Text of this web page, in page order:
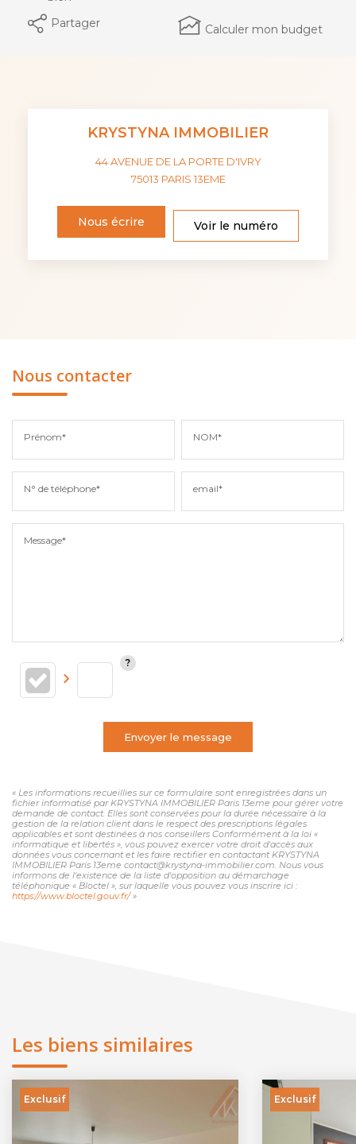
Partager Calculer mon budget
KRYSTYNA IMMOBILIER
44 AVENUE DE LA PORTE D'IVRY
75013 PARIS 13EME
Nous écrire Voir le numéro
Nous contacter
Prénom* NOM*
N° de téléphone* email*
Message*
Envoyer le message
« Les informations recueillies sur ce formulaire sont enregistrées dans un
fichier informatisé par KRYSTYNA IMMOBILIER Paris 13eme pour gérer votre
demande de contact. Elles sont conservées pour la durée nécessaire à la
gestion de la relation client dans le respect des prescriptions légales
applicables et sont destinées à nos conseillers Conformément à la loi «
informatique et libertés », vous pouvez exercer votre droit d'accès aux
données vous concernant et les faire rectifier en contactant KRYSTYNA
IMMOBILIER Paris 13eme contact@krystyna-immobilier.com. Nous vous
informons de l'existence de la liste d'opposition au démarchage
téléphonique « Bloctel », sur laquelle vous pouvez vous inscrire ici :
https://www.bloctel.gouv.fr/»
Les biens similaires
Exclusif Exclusif